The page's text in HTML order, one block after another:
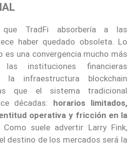
TradFi absorbería a las
haber quedado obsoleta. Lo
es una convergencia mucho más
instituciones financieras
la infraestructura blockchain
que el sistema tradicional
décadas: horarios limitados,
operativa y fricción en la
. Como suele advertir Larry Fink,
destino de los mercados será la